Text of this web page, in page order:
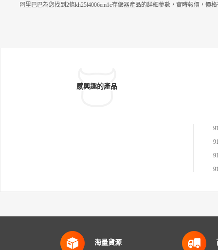
阿里巴巴為您找到2條kh25l4006em1c存儲器產品的詳細參數，實時報價，價
感興趣的產品
海量貨源